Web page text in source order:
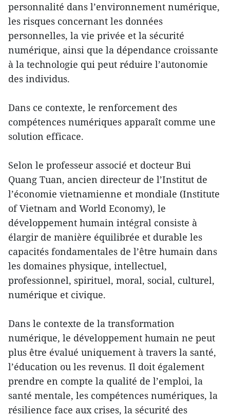
personnalité dans l’environnement numérique,
les risques concernant les données
personnelles, la vie privée et la sécurité
numérique, ainsi que la dépendance croissante
à la technologie qui peut réduire l’autonomie
des individus.
Dans ce contexte, le renforcement des
compétences numériques apparaît comme une
solution efficace.
Selon le professeur associé et docteur Bui
Quang Tuan, ancien directeur de l’Institut de
l’économie vietnamienne et mondiale (Institute
of Vietnam and World Economy), le
développement humain intégral consiste à
élargir de manière équilibrée et durable les
capacités fondamentales de l’être humain dans
les domaines physique, intellectuel,
professionnel, spirituel, moral, social, culturel,
numérique et civique.
Dans le contexte de la transformation
numérique, le développement humain ne peut
plus être évalué uniquement à travers la santé,
l’éducation ou les revenus. Il doit également
prendre en compte la qualité de l’emploi, la
santé mentale, les compétences numériques, la
résilience face aux crises, la sécurité des